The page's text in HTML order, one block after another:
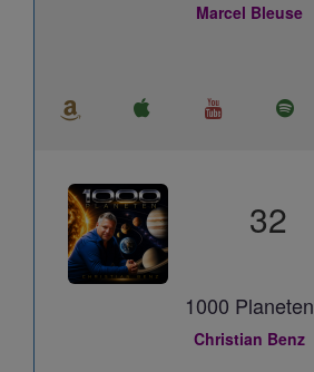
Marcel Bleuse
32
1000 Planeten
Christian Benz